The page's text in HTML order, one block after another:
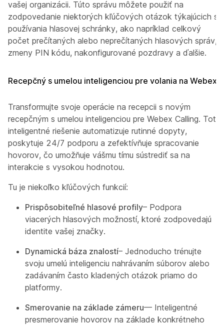
vašej organizácii. Túto správu môžete použiť na
zodpovedanie niektorých kľúčových otázok týkajúcich sa
používania hlasovej schránky, ako napríklad celkový
počet prečítaných alebo neprečítaných hlasových správ,
zmeny PIN kódu, nakonfigurované pozdravy a ďalšie.
Recepčný s umelou inteligenciou pre volania na Webex
Transformujte svoje operácie na recepcii s novým
recepčným s umelou inteligenciou pre Webex Calling. Toto
inteligentné riešenie automatizuje rutinné dopyty,
poskytuje 24/7 podporu a zefektívňuje spracovanie
hovorov, čo umožňuje vášmu tímu sústrediť sa na
interakcie s vysokou hodnotou.
Tu je niekoľko kľúčových funkcií:
Prispôsobiteľné hlasové profily– Podpora
viacerých hlasových možností, ktoré zodpovedajú
identite vašej značky.
Dynamická báza znalostí– Jednoducho trénujte
svoju umelú inteligenciu nahrávaním súborov alebo
zadávaním často kladených otázok priamo do
platformy.
Smerovanie na základe zámeru— Inteligentné
presmerovanie hovorov na základe konkrétneho